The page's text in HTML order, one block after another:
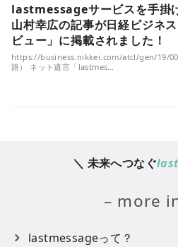
lastmessageサービスを手掛
山村幸広の記事が日経ビジネ
ビュー」に掲載されました！
https://business.nikkei.com/atcl/gen/19/
路） ネット遺言「lastmes…
＼ 未来へつなぐlast
– more
lastmessageって？